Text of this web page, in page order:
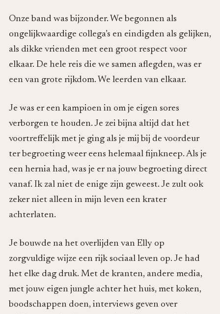
Onze band was bijzonder. We begonnen als
ongelijkwaardige collega’s en eindigden als gelijken,
als dikke vrienden met een groot respect voor
elkaar. De hele reis die we samen aflegden, was er
een van grote rijkdom. We leerden van elkaar.
Je was er een kampioen in om je eigen sores
verborgen te houden. Je zei bijna altijd dat het
voortreffelijk met je ging als je mij bij de voordeur
ter begroeting weer eens helemaal fijnkneep. Als je
een hernia had, was je er na jouw begroeting direct
vanaf. Ik zal niet de enige zijn geweest. Je zult ook
zeker niet alleen in mijn leven een krater
achterlaten.
Je bouwde na het overlijden van Elly op
zorgvuldige wijze een rijk sociaal leven op. Je had
het elke dag druk. Met de kranten, andere media,
met jouw eigen jungle achter het huis, met koken,
boodschappen doen, interviews geven over